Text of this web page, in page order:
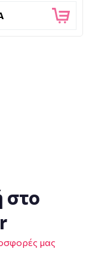
στο
μας